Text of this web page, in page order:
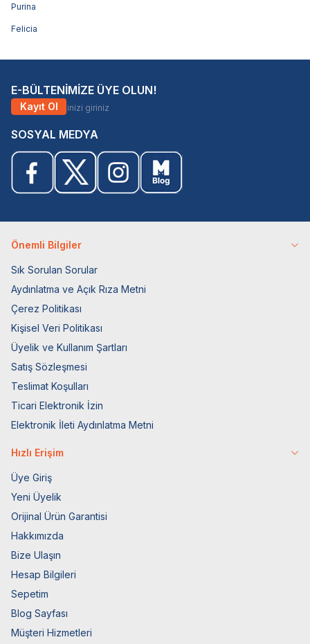
Purina
Felicia
E-BÜLTENİMİZE ÜYE OLUN!
Kayıt Ol
SOSYAL MEDYA
Önemli Bilgiler
Sık Sorulan Sorular
Aydınlatma ve Açık Rıza Metni
Çerez Politikası
Kişisel Veri Politikası
Üyelik ve Kullanım Şartları
Satış Sözleşmesi
Teslimat Koşulları
Ticari Elektronik İzin
Elektronik İleti Aydınlatma Metni
Hızlı Erişim
Üye Giriş
Yeni Üyelik
Orijinal Ürün Garantisi
Hakkımızda
Bize Ulaşın
Hesap Bilgileri
Sepetim
Blog Sayfası
Müşteri Hizmetleri